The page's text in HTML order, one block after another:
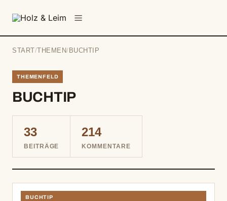
START / THEMEN/ BUCHTIP
THEMENFELD
BUCHTIP
33
BEITRÄGE
214
KOMMENTARE
BUCHTIP